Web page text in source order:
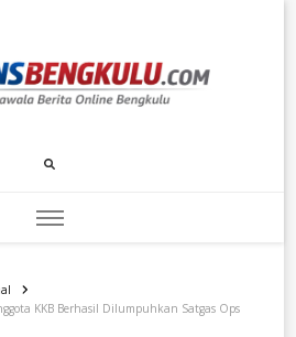
KKB Berhasil Dilumpuhkan Satgas Ops